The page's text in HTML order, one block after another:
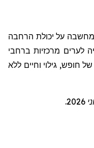
על יכולת הרחבה
לערים מרכזיות ברחבי
חופש, גילוי וחיים ללא